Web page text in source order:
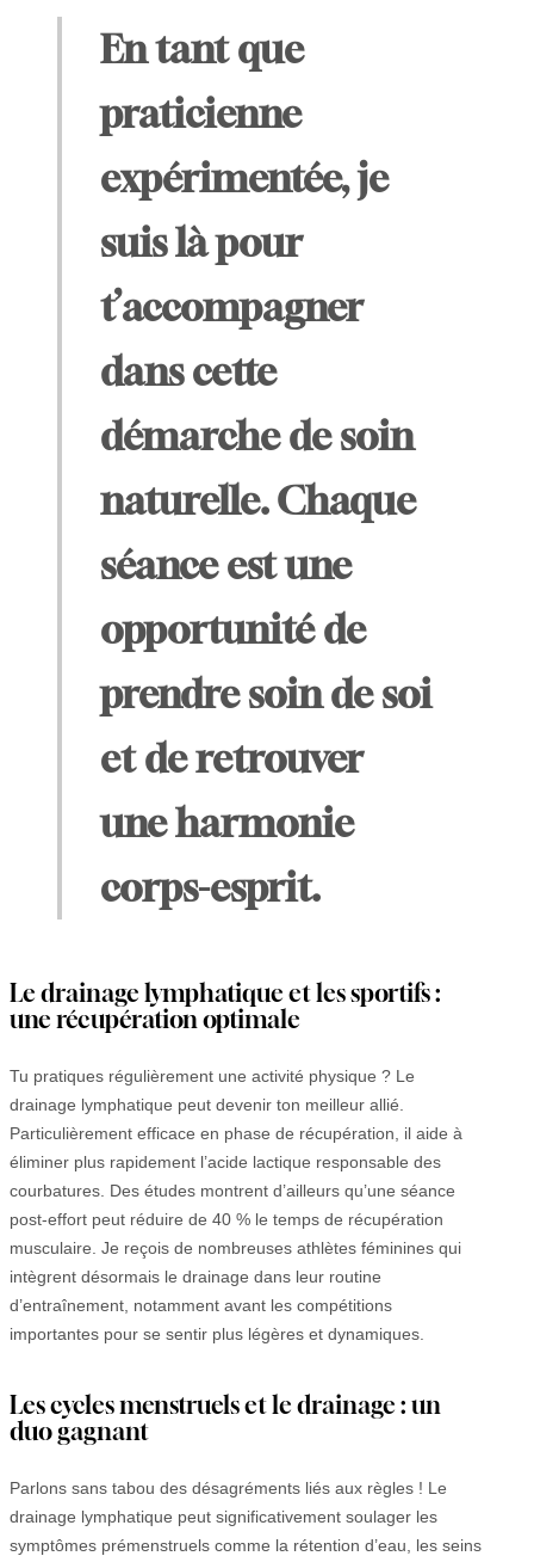
En tant que
praticienne
expérimentée, je
suis là pour
t’accompagner
dans cette
démarche de soin
naturelle. Chaque
séance est une
opportunité de
prendre soin de soi
et de retrouver
une harmonie
corps-esprit.
Le drainage lymphatique et les sportifs :
une récupération optimale
Tu pratiques régulièrement une activité physique ? Le
drainage lymphatique peut devenir ton meilleur allié.
Particulièrement efficace en phase de récupération, il aide à
éliminer plus rapidement l’acide lactique responsable des
courbatures. Des études montrent d’ailleurs qu’une séance
post-effort peut réduire de 40 % le temps de récupération
musculaire. Je reçois de nombreuses athlètes féminines qui
intègrent désormais le drainage dans leur routine
d’entraînement, notamment avant les compétitions
importantes pour se sentir plus légères et dynamiques.
Les cycles menstruels et le drainage : un
duo gagnant
Parlons sans tabou des désagréments liés aux règles ! Le
drainage lymphatique peut significativement soulager les
symptômes prémenstruels comme la rétention d’eau, les seins